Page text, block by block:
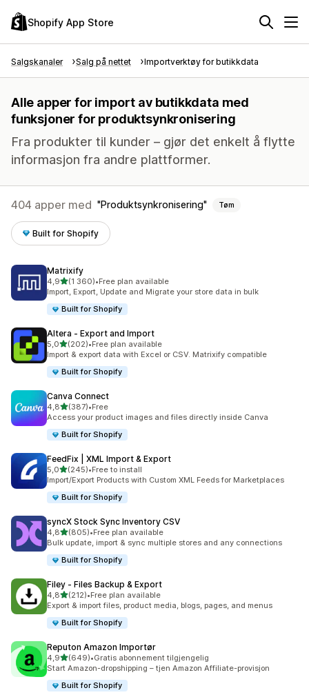
Shopify App Store
Salgskanaler Salg på nettet Importverktøy for butikkdata
Alle apper for import av butikkdata med
funksjoner for produktsynkronisering
Fra produkter til kunder – gjør det enkelt å flytte
informasjon fra andre plattformer.
404 apper med Produktsynkronisering Tøm
Built for Shopify
Matrixify
4,9av 5 stjerner
(1 360)
Totalt 1360 omtaler
•Free plan available
Import, Export, Update and Migrate your store data in bulk
Built for Shopify
Altera ‑ Export and Import
5,0av 5 stjerner
(202)
Totalt 202 omtaler
•Free plan available
Import & export data with Excel or CSV. Matrixify compatible
Built for Shopify
Canva Connect
4,8av 5 stjerner
(387)
Totalt 387 omtaler
•Free
Access your product images and files directly inside Canva
Built for Shopify
FeedFix | XML Import & Export
5,0av 5 stjerner
(245)
Totalt 245 omtaler
•Free to install
Import/Export Products with Custom XML Feeds for Marketplaces
Built for Shopify
syncX Stock Sync Inventory CSV
4,8av 5 stjerner
(805)
Totalt 805 omtaler
•Free plan available
Bulk update, import & sync multiple stores and any connections
Built for Shopify
Filey ‑ Files Backup & Export
4,8av 5 stjerner
(212)
Totalt 212 omtaler
•Free plan available
Export & import files, product media, blogs, pages, and menus
Built for Shopify
Reputon Amazon Importør
4,9av 5 stjerner
(649)
Totalt 649 omtaler
•Gratis abonnement tilgjengelig
Start Amazon-dropshipping – tjen Amazon Affiliate-provisjon
Built for Shopify